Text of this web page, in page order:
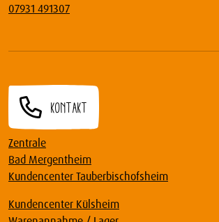
07931 491307
Kontakt
Zentrale
Bad Mergentheim
Kundencenter Tauberbischofsheim
Kundencenter Külsheim